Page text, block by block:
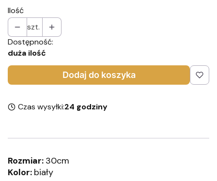
Ilość
szt.
Dostępność:
duża ilość
Dodaj do koszyka
Czas wysyłki:24 godziny
Rozmiar: 30cm
Kolor: biały